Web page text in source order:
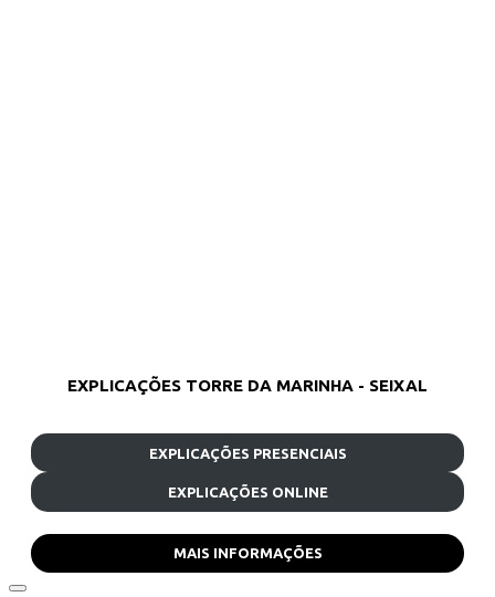
EXPLICAÇÕES TORRE DA MARINHA - SEIXAL
EXPLICAÇÕES PRESENCIAIS
EXPLICAÇÕES ONLINE
MAIS INFORMAÇÕES